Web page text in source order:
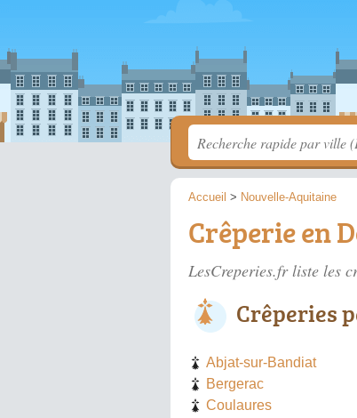
Accueil > Nouvelle-Aquitaine
Crêperie en
LesCreperies.fr liste les
Crêperies
Abjat-sur-Bandiat
Bergerac
Coulaures